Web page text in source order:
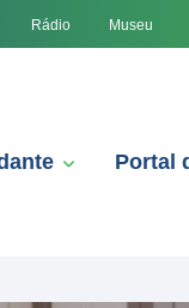
Rádio Museu
Portal